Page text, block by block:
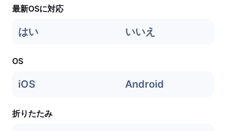
最新OSに対応
はい いいえ
OS
iOS Android
折りたたみ